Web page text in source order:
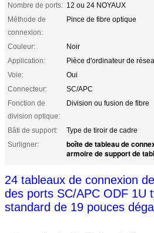
Nombre de ports: 12 ou 24 NOYAUX
Méthode de
connexion:
Pince de fibre optique
Couleur:
Noir
Application:
Pièce d'ordinateur de
Voie:
Oui
Connecteur:
SC/APC
Fonction de
division optique:
Division ou fusion de fibre
Bâti de support:
Type de tiroir de cadre
Surligner:
boîte de tableau de
armoire de support de
24 tableaux de connexion
des ports SC/APC ODF 1U
standard de 19 pouces